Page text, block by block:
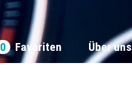
0 Favoriten Über uns